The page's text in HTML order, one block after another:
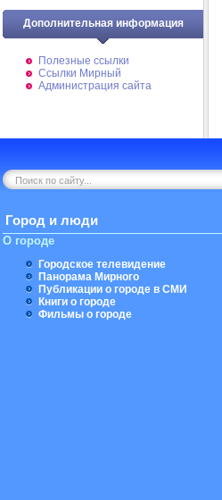
Дополнительная информация
Полезные ссылки
Ссылки Мирный
Администрация сайта
Город и люди
О городе
Городское телевидение
Панорама Мирного
Публикации о городе в СМИ
Книги о городе
Фильмы о городе